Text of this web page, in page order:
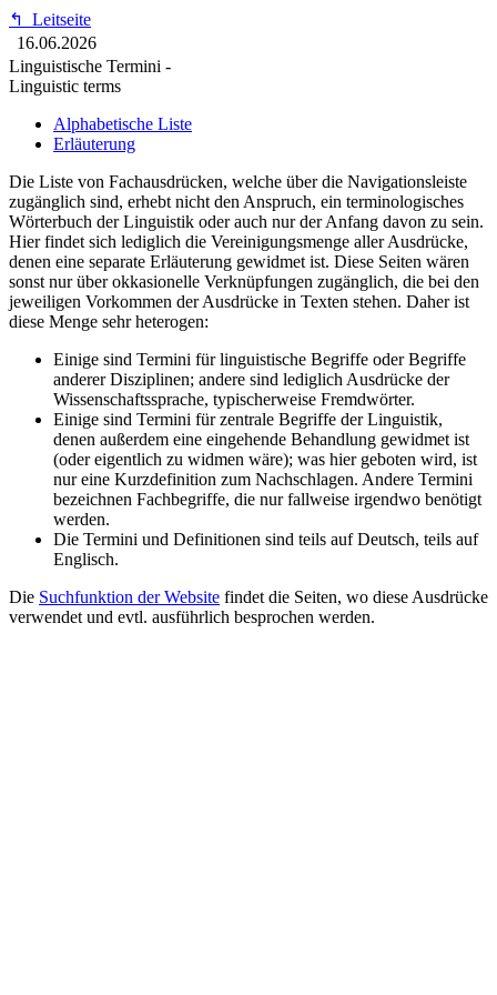
↰
Leitseite
16.06.2026
Linguistische Termini -
Linguistic terms
Alphabetische Liste
Erläuterung
Die Liste von Fachausdrücken, welche über die Navigationsleiste
zugänglich sind, erhebt nicht den Anspruch, ein terminologisches
Wörterbuch der Linguistik oder auch nur der Anfang davon zu sein.
Hier findet sich lediglich die Vereinigungsmenge aller Ausdrücke,
denen eine separate Erläuterung gewidmet ist. Diese Seiten wären
sonst nur über okkasionelle Verknüpfungen zugänglich, die bei den
jeweiligen Vorkommen der Ausdrücke in Texten stehen. Daher ist
diese Menge sehr heterogen:
Einige sind Termini für linguistische Begriffe oder Begriffe
anderer Disziplinen; andere sind lediglich Ausdrücke der
Wissenschaftssprache, typischerweise Fremdwörter.
Einige sind Termini für zentrale Begriffe der Linguistik,
denen außerdem eine eingehende Behandlung gewidmet ist
(oder eigentlich zu widmen wäre); was hier geboten wird, ist
nur eine Kurzdefinition zum Nachschlagen. Andere Termini
bezeichnen Fachbegriffe, die nur fallweise irgendwo benötigt
werden.
Die Termini und Definitionen sind teils auf Deutsch, teils auf
Englisch.
Die Suchfunktion der Website findet die Seiten, wo diese Ausdrücke
verwendet und evtl. ausführlich besprochen werden.